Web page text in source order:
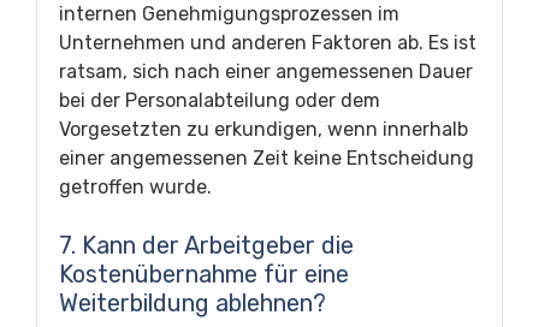
internen Genehmigungsprozessen im
Unternehmen und anderen Faktoren ab. Es ist
ratsam, sich nach einer angemessenen Dauer
bei der Personalabteilung oder dem
Vorgesetzten zu erkundigen, wenn innerhalb
einer angemessenen Zeit keine Entscheidung
getroffen wurde.
7. Kann der Arbeitgeber die
Kostenübernahme für eine
Weiterbildung ablehnen?